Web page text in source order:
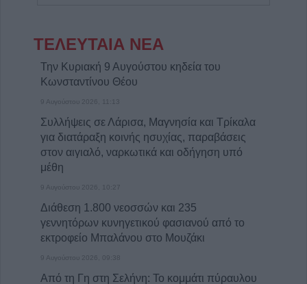
ΤΕΛΕΥΤΑΙΑ ΝΕΑ
Την Κυριακή 9 Αυγούστου κηδεία του
Κωνσταντίνου Θέου
9 Αυγούστου 2026, 11:13
Συλλήψεις σε Λάρισα, Μαγνησία και Τρίκαλα
για διατάραξη κοινής ησυχίας, παραβάσεις
στον αιγιαλό, ναρκωτικά και οδήγηση υπό
μέθη
9 Αυγούστου 2026, 10:27
Διάθεση 1.800 νεοσσών και 235
γεννητόρων κυνηγετικού φασιανού από το
εκτροφείο Μπαλάνου στο Μουζάκι
9 Αυγούστου 2026, 09:38
Από τη Γη στη Σελήνη: Το κομμάτι πύραυλου